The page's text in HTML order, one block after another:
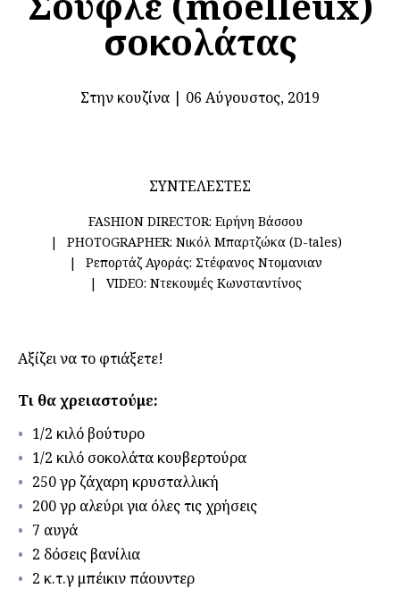
σοκολάτας
Στην κουζίνα | 06 Αύγουστος, 2019
ΣΥΝΤΕΛΕΣΤΕΣ
FASHION DIRECTOR: Ειρήνη Βάσσου
PHOTOGRAPHER: Νικόλ Μπαρτζώκα (D-tales)
Ρεπορτάζ Αγοράς: Στέφανος Ντομανιαν
VIDEO: Ντεκουμές Κωνσταντίνος
Αξίζει να το φτιάξετε!
Τι θα χρειαστούμε:
1/2 κιλό βούτυρο
1/2 κιλό σοκολάτα κουβερτούρα
250 γρ ζάχαρη κρυσταλλική
200 γρ αλεύρι για όλες τις χρήσεις
7 αυγά
2 δόσεις βανίλια
2 κ.τ.γ μπέικιν πάουντερ